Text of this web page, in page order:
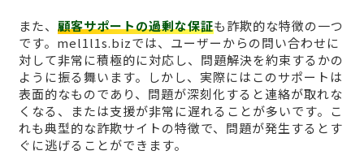
また、 顧客サポートの過剰な保証も詐欺的な特徴の一つ
です。mel1l1s.bizでは、ユーザーからの問い合わせに
対して非常に積極的に対応し、問題解決を約束するかの
ように振る舞います。しかし、実際にはこのサポートは
表面的なものであり、問題が深刻化すると連絡が取れな
くなる、または支援が非常に遅れることが多いです。こ
れも典型的な詐欺サイトの特徴で、問題が発生するとす
ぐに逃げることができます。